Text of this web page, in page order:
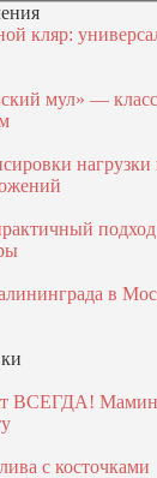
кляр:
мул» —
в
ВСЕГДА!
с косточками